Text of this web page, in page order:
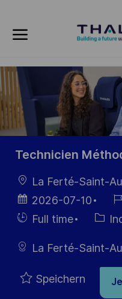
-
Technicien
Ort
La Ferté-Saint-
Datum der
Veröffentlichung
2026-07-10
Job-
ID
Einstellunngstyp
Full time
La Ferté-Saint-
Speichern